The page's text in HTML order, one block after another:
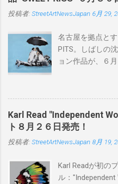
投稿者: StreetArtNewsJapan 6月 29,
名古屋を拠点と
PITS。しばしの
ョン作品が、６
品に落とし込む
PITSの過去記事
日(木)19時 タイ
BLUE/MINT
ン：各色５ サイ
¥16,000(¥17,280)
Karl Read "Independent
ト８月２６日発売！
投稿者: StreetArtNewsJapan 8月 19,
Karl Readが初の
ル：